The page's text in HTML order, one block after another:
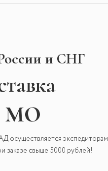
и СНГ
МО
осуществляется
заказе свыше 5000 рублей!